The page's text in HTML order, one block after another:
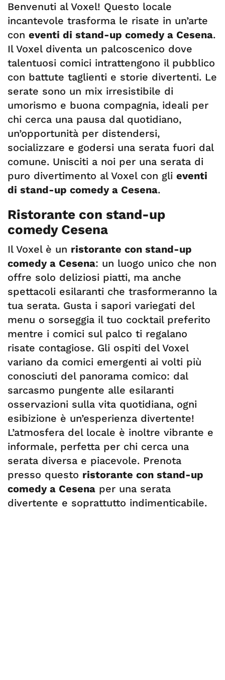
Benvenuti al Voxel! Questo locale
incantevole trasforma le risate in un’arte
con eventi di stand-up comedy a Cesena.
Il Voxel diventa un palcoscenico dove
talentuosi comici intrattengono il pubblico
con battute taglienti e storie divertenti. Le
serate sono un mix irresistibile di
umorismo e buona compagnia, ideali per
chi cerca una pausa dal quotidiano,
un’opportunità per distendersi,
socializzare e godersi una serata fuori dal
comune. Unisciti a noi per una serata di
puro divertimento al Voxel con gli eventi
di stand-up comedy a Cesena.
Ristorante con stand-up
comedy Cesena
Il Voxel è un ristorante con stand-up
comedy a Cesena: un luogo unico che non
offre solo deliziosi piatti, ma anche
spettacoli esilaranti che trasformeranno la
tua serata. Gusta i sapori variegati del
menu o sorseggia il tuo cocktail preferito
mentre i comici sul palco ti regalano
risate contagiose. Gli ospiti del Voxel
variano da comici emergenti ai volti più
conosciuti del panorama comico: dal
sarcasmo pungente alle esilaranti
osservazioni sulla vita quotidiana, ogni
esibizione è un’esperienza divertente!
L’atmosfera del locale è inoltre vibrante e
informale, perfetta per chi cerca una
serata diversa e piacevole. Prenota
presso questo ristorante con stand-up
comedy a Cesena per una serata
divertente e soprattutto indimenticabile.